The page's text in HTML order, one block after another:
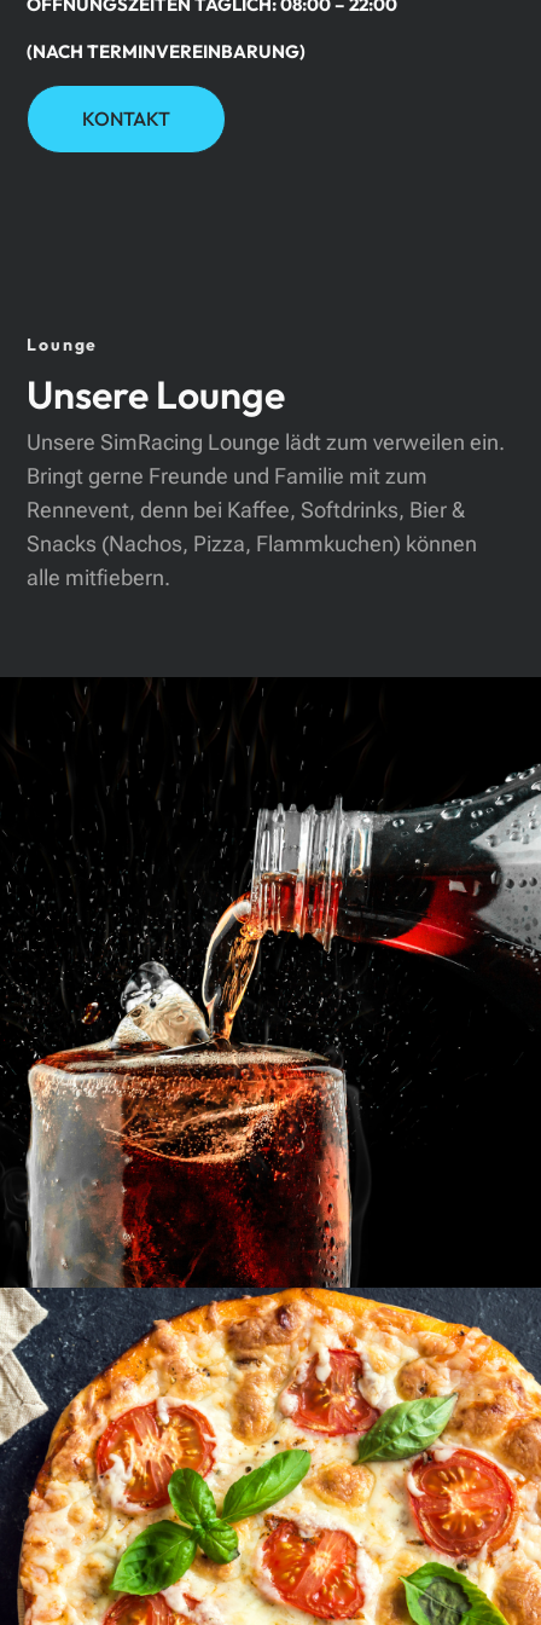
(NACH TERMINVEREINBARUNG)
KONTAKT
Lounge
Unsere Lounge
Unsere SimRacing Lounge lädt zum verweilen ein.
Bringt gerne Freunde und Familie mit zum
Rennevent, denn bei Kaffee, Softdrinks, Bier &
Snacks (Nachos, Pizza, Flammkuchen) können
alle mitfiebern.
Getränkekarte
Speisekarte